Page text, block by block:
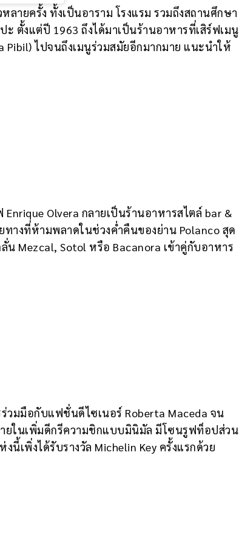
ายครั้ง ทั้งเป็นอาราม โรงแรม รวมถึงสถานศึกษา
ตั้งแต่ปี 1963 ถึงได้มาเป็นร้านอาหารที่เสิร์ฟเมนู
ไปจนถึงเมนูร่วมสมัยอีกมากมาย แนะนำให้
Olvera กลายเป็นร้านอาหารสไตล์ bar &
างที่ห้ามพลาดในช่วงค่ำคืนของย่าน Polanco สุด
น Mezcal, Sotol หรือ Bacanora เข้าคู่กับอาหาร
วมมือกับแฟชั่นดีไซเนอร์ Roberta Maceda จน
ายในเพิ่มดีกรีความชิกแบบมินิมัล มีโซนรูฟท็อปส่วน
เพิ่งได้รับรางวัล Michelin Key ครั้งแรกด้วย